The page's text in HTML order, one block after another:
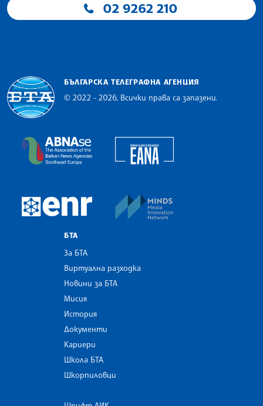
02 9262 210
БЪЛГАРСКА ТЕЛЕГРАФНА АГЕНЦИЯ
© 2022 - 2026, Всички права са запазени.
The Assocoation of the Balkan News Agencies
European Newsroom
БТА
За БТА
Виртуална разходка
Новини за БТА
Мисия
История
Документи
Кариери
Школа БТА
Шкорпиловци